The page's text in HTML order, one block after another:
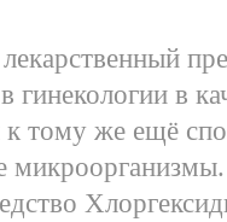
гинекологии в
к тому же ещё